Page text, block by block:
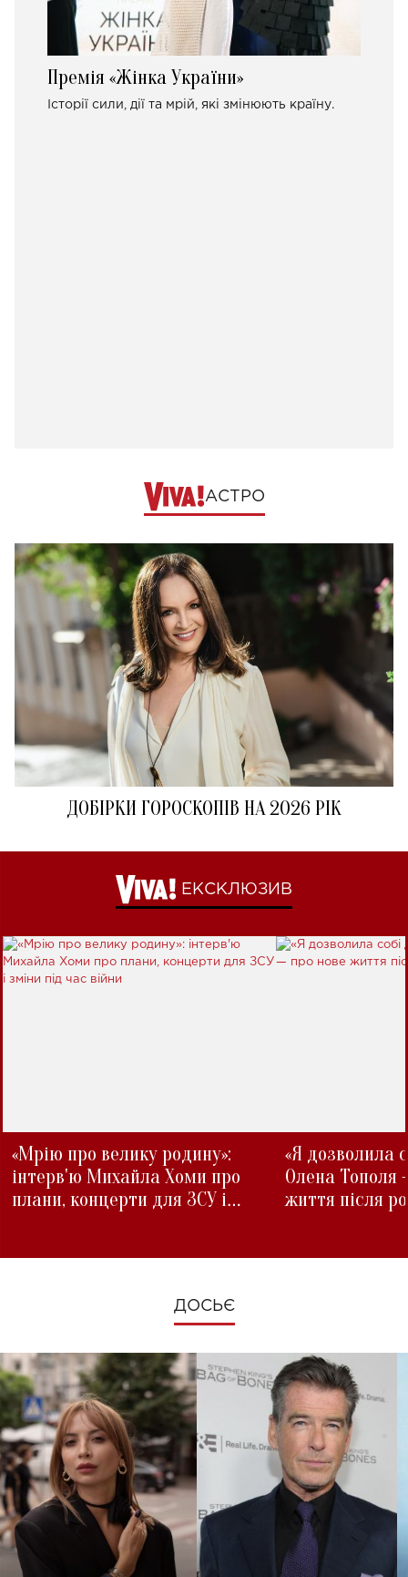
Премія «Жінка України»
Історії сили, дії та мрій, які змінюють країну.
АСТРО
ДОБІРКИ ГОРОСКОПІВ НА 2026 РІК
ЕКСКЛЮЗИВ
«Мрію про велику родину»:
інтерв'ю Михайла Хоми про
плани, концерти для ЗСУ і
«Я дозволила
Олена Тополя
життя після
ДОСЬЄ